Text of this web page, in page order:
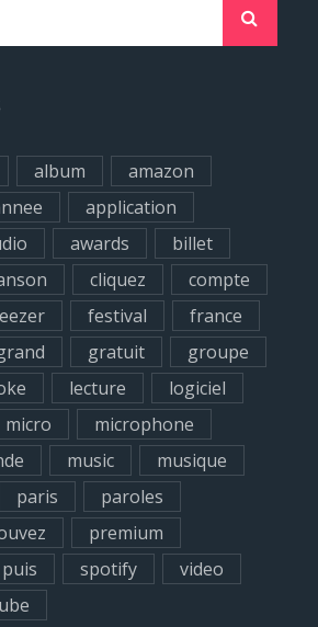
album
amazon
application
awards
billet
cliquez
compte
festival
france
gratuit
groupe
lecture
logiciel
micro
microphone
music
musique
paris
paroles
premium
puis spotify
video